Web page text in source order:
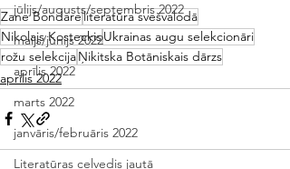
jūlijs/augusts/septembris 2022
maijs/jūnijs 2022
aprīlis 2022
marts 2022
janvāris/februāris 2022
Literatūras ceļvedis jautā
Zane Bondareliteratūra svešvalodā
Nikolajs KosteckisUkrainas augu selekcionāri
rožu selekcijaŅikitska Botāniskais dārzs
aprīlis 2022